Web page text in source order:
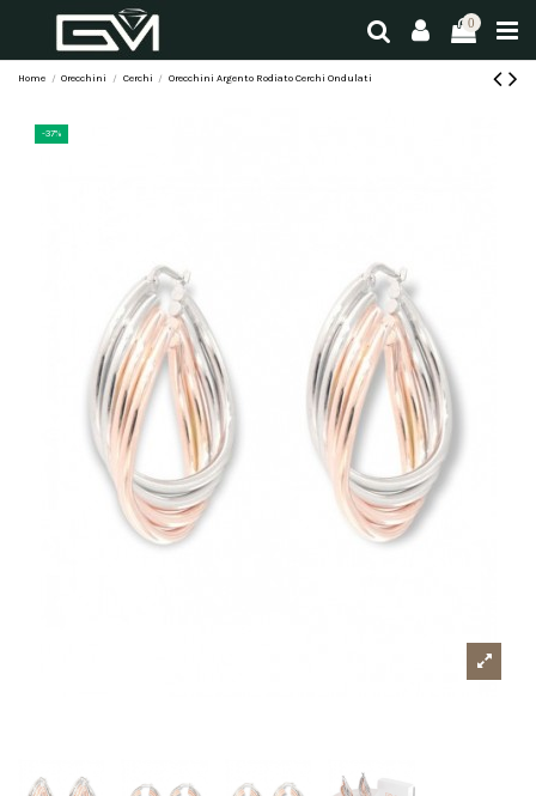
0
Home Orecchini Cerchi Orecchini Argento Rodiato Cerchi Ondulati
-37%